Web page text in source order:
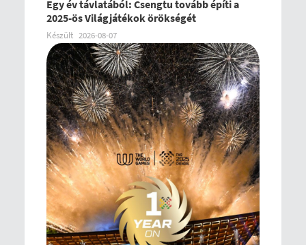
Egy év távlatából: Csengtu tovább építi a
2025-ös Világjátékok örökségét
Készült 2026-08-07